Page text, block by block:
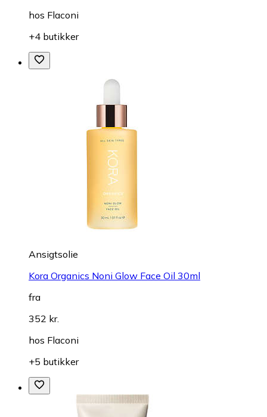
hos Flaconi
+4 butikker
Ansigtsolie
Kora Organics Noni Glow Face Oil 30ml
fra
352 kr.
hos Flaconi
+5 butikker